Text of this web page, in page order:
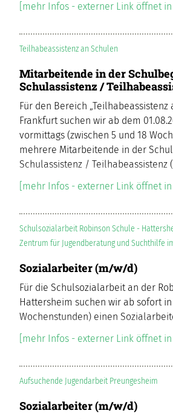
[mehr Infos - externer Link öffnet in
Teilhabeassistenz an Schulen
Mitarbeitende in der
Schulassistenz /
Für den Bereich „Teilhabeassistenz
Frankfurt suchen wir ab dem
vormittags (zwischen 5 und 18
mehrere Mitarbeitende in der
Schulassistenz /
[mehr Infos - externer Link öffnet in
Schulsozialarbeit Robinson Schule -
Zentrum für Jugendberatung und Suchthilfe
Sozialarbeiter (m/w/d)
Für die Schulsozialarbeit an der
Hattersheim suchen wir ab sofort in
Wochenstunden) einen
[mehr Infos - externer Link öffnet in
Aufsuchende Jugendarbeit Preungesheim
Sozialarbeiter (m/w/d)